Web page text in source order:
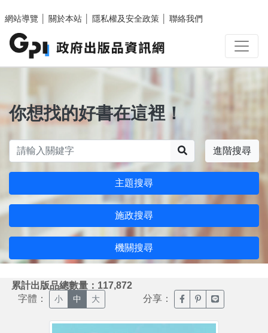
網站導覽
關於本站 隱私權及安全政策 聯絡我們
你想找的好書在這裡！
進階搜尋
主題搜尋
施政搜尋
機關搜尋
累計出版品總數量：117,872
字體： 小 中 大 分享： 臉書分享(另開新視窗)
噗浪分享(另開新
Line分享(另